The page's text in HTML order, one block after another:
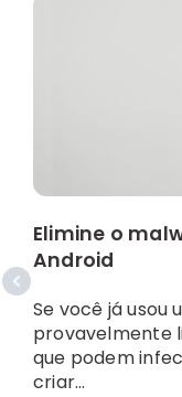
Elimine o
Android
Se você já
provavelmente
que podem
criar...